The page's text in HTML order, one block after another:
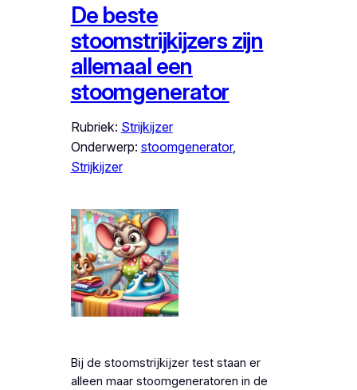
De beste
stoomstrijkijzers zijn
allemaal een
stoomgenerator
Rubriek: Strijkijzer
Onderwerp: stoomgenerator
Strijkijzer
Bij de stoomstrijkijzer test staan er
alleen maar stoomgeneratoren in de